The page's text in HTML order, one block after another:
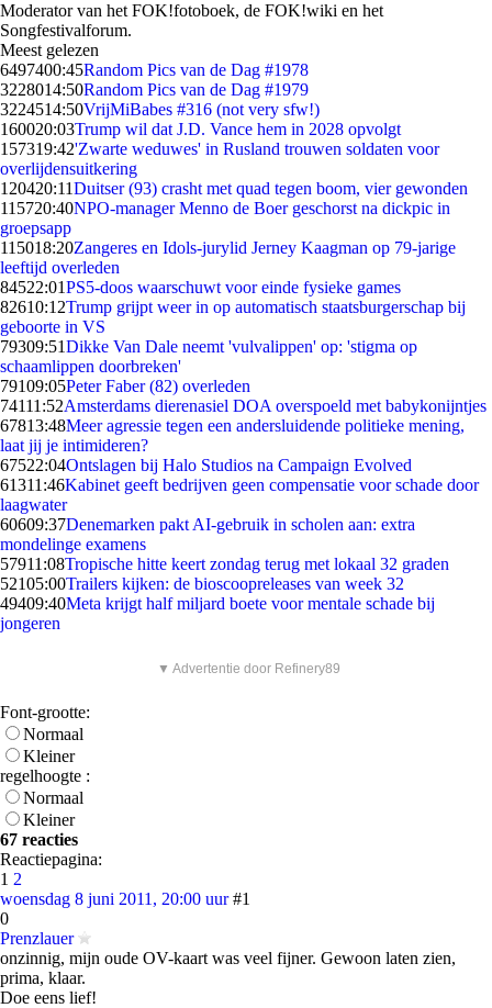
Moderator van het FOK!fotoboek, de FOK!wiki en het
Songfestivalforum.
Meest gelezen
6497400:45Random Pics van de Dag #1978
3228014:50Random Pics van de Dag #1979
3224514:50VrijMiBabes #316 (not very sfw!)
160020:03Trump wil dat J.D. Vance hem in 2028 opvolgt
157319:42'Zwarte weduwes' in Rusland trouwen soldaten voor
overlijdensuitkering
120420:11Duitser (93) crasht met quad tegen boom, vier gewonden
115720:40NPO-manager Menno de Boer geschorst na dickpic in
groepsapp
115018:20Zangeres en Idols-jurylid Jerney Kaagman op 79-jarige
leeftijd overleden
84522:01PS5-doos waarschuwt voor einde fysieke games
82610:12Trump grijpt weer in op automatisch staatsburgerschap bij
geboorte in VS
79309:51Dikke Van Dale neemt 'vulvalippen' op: 'stigma op
schaamlippen doorbreken'
79109:05Peter Faber (82) overleden
74111:52Amsterdams dierenasiel DOA overspoeld met babykonijntjes
67813:48Meer agressie tegen een andersluidende politieke mening,
laat jij je intimideren?
67522:04Ontslagen bij Halo Studios na Campaign Evolved
61311:46Kabinet geeft bedrijven geen compensatie voor schade door
laagwater
60609:37Denemarken pakt AI-gebruik in scholen aan: extra
mondelinge examens
57911:08Tropische hitte keert zondag terug met lokaal 32 graden
52105:00Trailers kijken: de bioscoopreleases van week 32
49409:40Meta krijgt half miljard boete voor mentale schade bij
jongeren
▼ Advertentie door Refinery89
Font-grootte:
Normaal
Kleiner
regelhoogte :
Normaal
Kleiner
67 reacties
Reactiepagina:
1 2
woensdag 8 juni 2011, 20:00 uur #1
0
Prenzlauer
onzinnig, mijn oude OV-kaart was veel fijner. Gewoon laten zien,
prima, klaar.
Doe eens lief!